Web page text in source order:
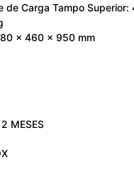
de Carga Tampo Superior:
x 460 x 950 mm
MESES